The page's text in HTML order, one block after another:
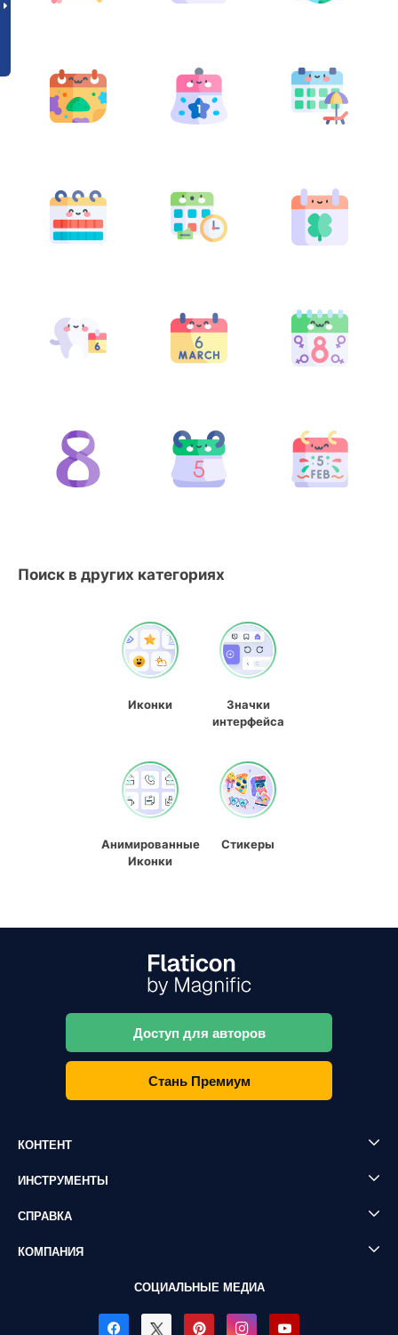
Поиск в других категориях
Иконки
Значки
интерфейса
Анимированные
Иконки
Стикеры
Доступ для авторов
Стань Премиум
КОНТЕНТ
ИНСТРУМЕНТЫ
СПРАВКА
КОМПАНИЯ
СОЦИАЛЬНЫЕ МЕДИА